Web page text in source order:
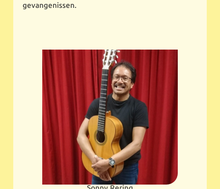
gevangenissen.